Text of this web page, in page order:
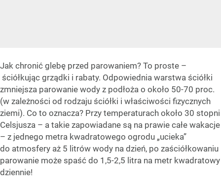
Jak chronić glebę przed parowaniem? To proste –
ściółkując grządki i rabaty. Odpowiednia warstwa ściółki
zmniejsza parowanie wody z podłoża o około 50-70 proc.
(w zależności od rodzaju ściółki i właściwości fizycznych
ziemi). Co to oznacza? Przy temperaturach około 30 stopni
Celsjusza – a takie zapowiadane są na prawie całe wakacje
– z jednego metra kwadratowego ogrodu „ucieka”
do atmosfery aż 5 litrów wody na dzień, po zaściółkowaniu
parowanie może spaść do 1,5-2,5 litra na metr kwadratowy
dziennie!